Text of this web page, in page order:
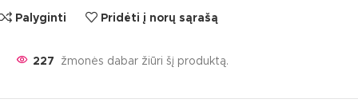
Palyginti Pridėti į norų sąrašą
227 žmonės dabar žiūri šį produktą.